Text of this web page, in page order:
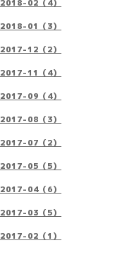
2018-02（4）
2018-01（3）
2017-12（2）
2017-11（4）
2017-09（4）
2017-08（3）
2017-07（2）
2017-05（5）
2017-04（6）
2017-03（5）
2017-02（1）